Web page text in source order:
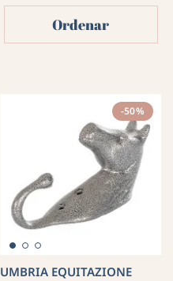
Ordenar
-50%
UMBRIA EQUITAZIONE